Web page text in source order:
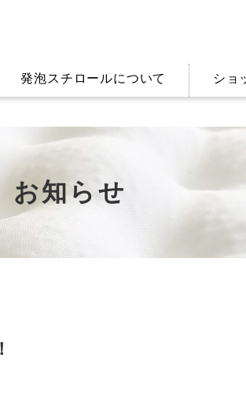
発泡スチロールについて ショ
お知らせ